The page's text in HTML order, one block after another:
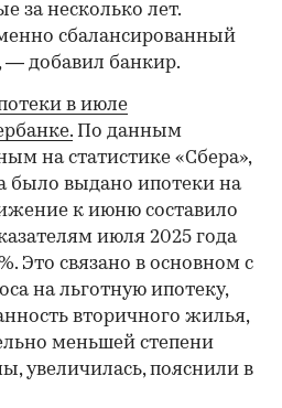
за несколько лет.
сбалансированный
добавил банкир.
в июле
По данным
на статистике «Сбера»,
было выдано ипотеки на
к июню составило
июля 2025 года
Это связано в основном с
на льготную ипотеку,
вторичного жилья,
меньшей степени
увеличилась, пояснили в